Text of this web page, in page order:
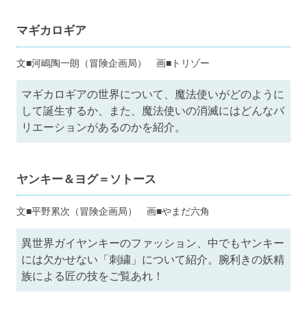
マギカロギア
文■河嶋陶一朗（冒険企画局） 画■トリゾー
マギカロギアの世界について、魔法使いがどのように
して誕生するか、また、魔法使いの消滅にはどんなバ
リエーションがあるのかを紹介。
ヤンキー＆ヨグ＝ソトース
文■平野累次（冒険企画局） 画■やまだ六角
異世界ガイヤンキーのファッション、中でもヤンキー
には欠かせない「刺繍」について紹介。腕利きの妖精
族による匠の技をご覧あれ！